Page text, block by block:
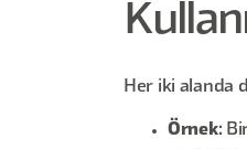
Her iki alanda
Örnek: